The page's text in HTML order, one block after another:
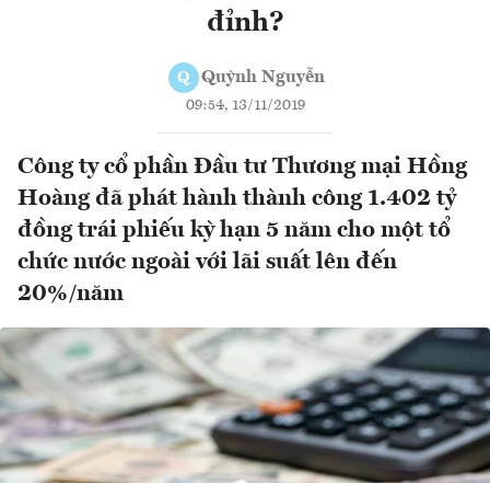
đỉnh?
Q Quỳnh Nguyễn
09:54, 13/11/2019
Công ty cổ phần Đầu tư Thương mại Hồng
Hoàng đã phát hành thành công 1.402 tỷ
đồng trái phiếu kỳ hạn 5 năm cho một tổ
chức nước ngoài với lãi suất lên đến
20%/năm